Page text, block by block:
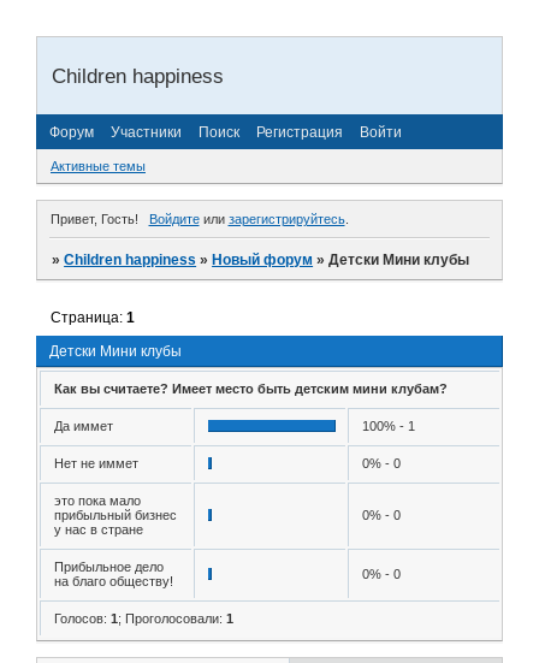
Children happiness
Форум Участники Поиск Регистрация Войти
Активные темы
Привет, Гость! Войдитеили зарегистрируйтесь.
»Children happiness »Новый форум »Детски Мини клубы
Детски Мини клубы
Страница:1
Как вы считаете? Имеет место быть детским мини клубам?
Да иммет 100% - 1
Нет не иммет 0% - 0
это пока мало
прибыльный бизнес
у нас в стране
0% - 0
Прибыльное дело
на благо обществу!
0% - 0
Голосов: 1 ; Проголосовали: 1